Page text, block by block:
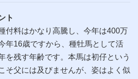
ト
付料はかなり高騰し、今年は400万
年16歳ですから、種牡馬として活
を残す年齢です。本馬は初仔という
そ父には及びませんが、姿はよく似